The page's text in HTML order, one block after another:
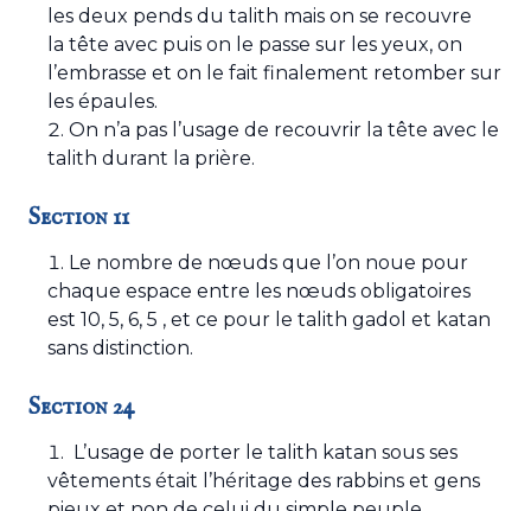
les deux pends du talith mais on se recouvre
la tête avec puis on le passe sur les yeux, on
l’embrasse et on le fait finalement retomber sur
les épaules.
On n’a pas l’usage de recouvrir la tête avec le
talith durant la prière.
Section 11
Le nombre de nœuds que l’on noue pour
chaque espace entre les nœuds obligatoires
est 10, 5, 6, 5 , et ce pour le talith gadol et katan
sans distinction.
Section 24
L’usage de porter le talith katan sous ses
vêtements était l’héritage des rabbins et gens